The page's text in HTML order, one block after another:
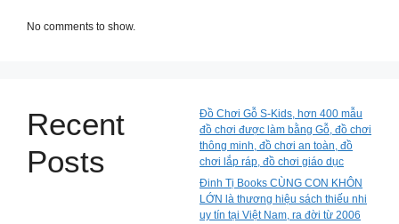
No comments to show.
Recent
Posts
Đồ Chơi Gỗ S-Kids, hơn 400 mẫu
đồ chơi được làm bằng Gỗ, đồ chơi
thông minh, đồ chơi an toàn, đồ
chơi lắp ráp, đồ chơi giáo dục
Đinh Tị Books CÙNG CON KHÔN
LỚN là thương hiệu sách thiếu nhi
uy tín tại Việt Nam, ra đời từ 2006